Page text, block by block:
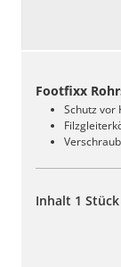
Footfixx
Schutz vor
Inhalt 1 Stück